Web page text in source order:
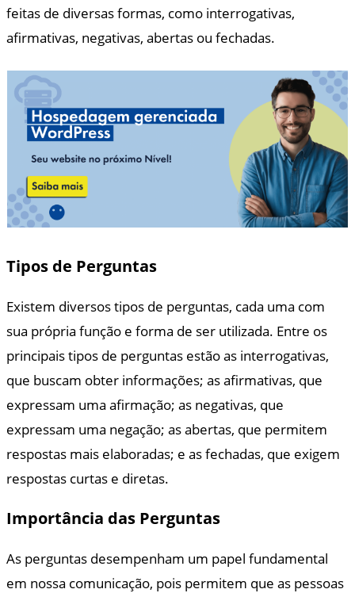
feitas de diversas formas, como interrogativas,
afirmativas, negativas, abertas ou fechadas.
Tipos de Perguntas
Existem diversos tipos de perguntas, cada uma com
sua própria função e forma de ser utilizada. Entre os
principais tipos de perguntas estão as interrogativas,
que buscam obter informações; as afirmativas, que
expressam uma afirmação; as negativas, que
expressam uma negação; as abertas, que permitem
respostas mais elaboradas; e as fechadas, que exigem
respostas curtas e diretas.
Importância das Perguntas
As perguntas desempenham um papel fundamental
em nossa comunicação, pois permitem que as pessoas